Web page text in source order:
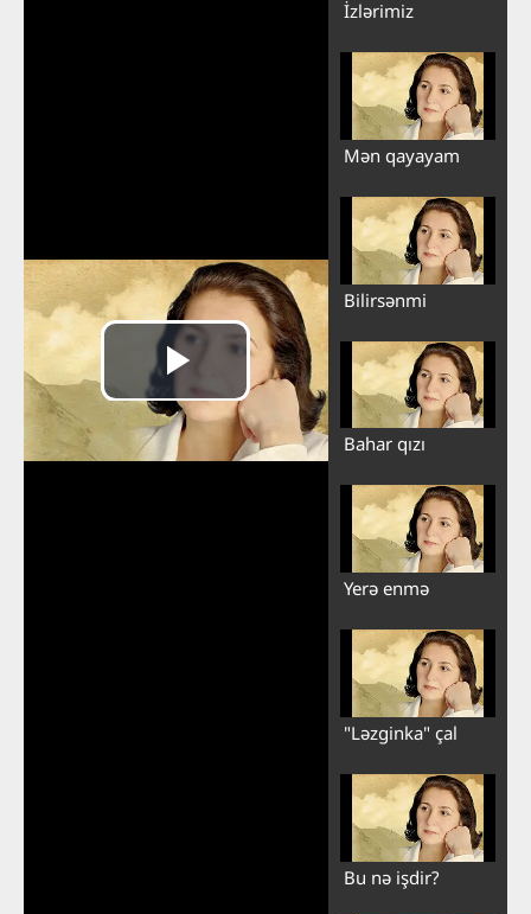
İzlərimiz
Mən qayayam
Bilirsənmi
Bahar qızı
Yerə enmə
"Ləzginka" çal
Bu nə işdir?